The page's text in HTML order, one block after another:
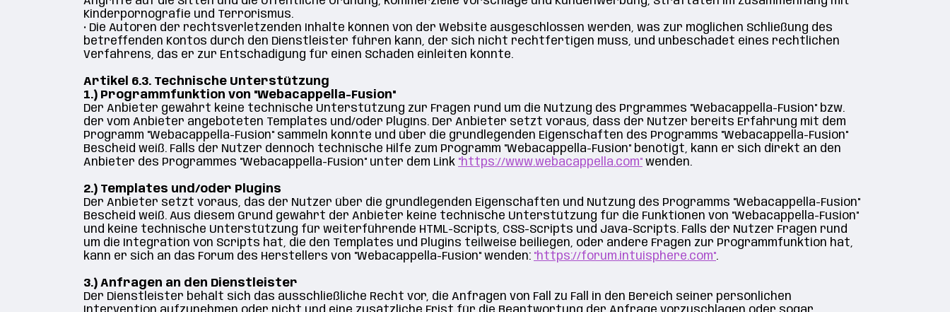
Kinderpornografie und Terrorismus.
• Die Autoren der rechtsverletzenden Inhalte können von der Website ausgeschlossen werden, was zur möglichen Schließung des
betreffenden Kontos durch den Dienstleister führen kann, der sich nicht rechtfertigen muss, und unbeschadet eines rechtlichen
Verfahrens, das er zur Entschädigung für einen Schaden einleiten könnte.
Artikel 6.3. Technische Unterstützung
1.) Programmfunktion von "Webacappella-Fusion"
Der Anbieter gewährt keine technische Unterstützung zur Fragen rund um die Nutzung des Prgrammes "Webacappella-Fusion" bzw.
der vom Anbieter angeboteten Templates und/oder PlugIns. Der Anbieter setzt voraus, dass der Nutzer bereits Erfahrung mit dem
Programm "Webacappella-Fusion" sammeln konnte und über die grundlegenden Eigenschaften des Programms "Webacappella-Fusion"
Bescheid weiß. Falls der Nutzer dennoch technische Hilfe zum Programm "Webacappella-Fusion" benötigt, kann er sich direkt an den
Anbieter des Programmes "Webacappella-Fusion" unter dem Link "https://www.webacappella.com" wenden.
2.) Templates und/oder Plugins
Der Anbieter setzt voraus, das der Nutzer über die grundlegenden Eigenschaften und Nutzung des Programms "Webacappella-Fusion"
Bescheid weiß. Aus diesem Grund gewährt der Anbieter keine technische Unterstützung für die Funktionen von "Webacappella-Fusion"
und keine technische Unterstützung für weiterführende HTML-Scripts, CSS-Scripts und Java-Scripts. Falls der Nutzer Fragen rund
um die Integration von Scripts hat, die den Templates und Plugins teilweise beiliegen, oder andere Fragen zur Programmfunktion hat,
kann er sich an das Forum des Herstellers von "Webacappella-Fusion" wenden: "https://forum.intuisphere.com".
3.) Anfragen an den Dienstleister
Der Dienstleister behält sich das ausschließliche Recht vor, die Anfragen von Fall zu Fall in den Bereich seiner persönlichen